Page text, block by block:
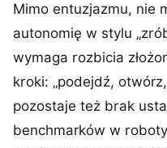
Mimo entuzjazmu, nie
autonomię w stylu
wymaga rozbicia
kroki: „podejdź,
pozostaje też brak
benchmarków w